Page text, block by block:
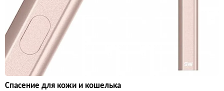
Спасение для кожи и кошелька